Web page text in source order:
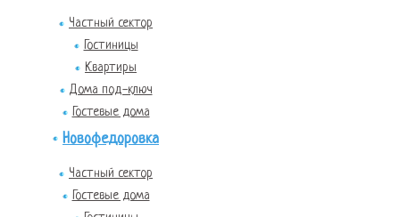
Частный сектор
Гостиницы
Квартиры
Дома под-ключ
Гостевые дома
Новофедоровка
Частный сектор
Гостевые дома